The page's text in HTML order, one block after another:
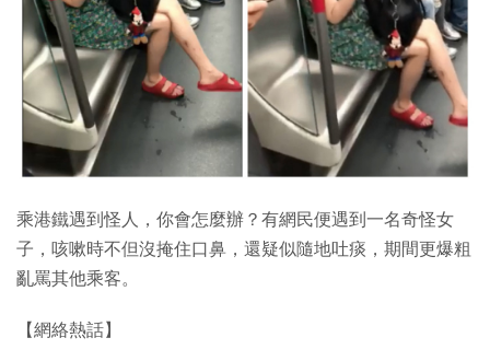
生成式AI與雲端應用
Enterprise Digital Transformation
特集
乘港鐵遇到怪人，你會怎麼辦？有網民便遇到一名奇怪女
子，咳嗽時不但沒掩住口鼻，還疑似隨地吐痰，期間更爆粗
亂罵其他乘客。
【網絡熱話】